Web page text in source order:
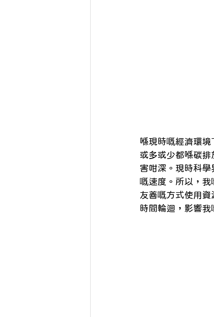
喺現時嘅經濟環境
或多或少都喺碳
害咁深。現時科
嘅速度。所以，
友善嘅方式使用
時間輪迴，影響我